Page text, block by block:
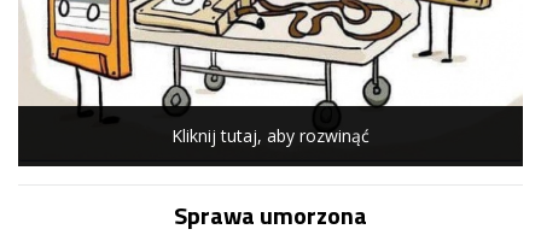
Kliknij tutaj, aby rozwinąć
Sprawa umorzona